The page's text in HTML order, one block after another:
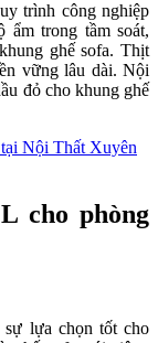
trình công nghiệp
trong tầm soát,
ghế sofa. Thịt
vững lâu dài. Nội
đỏ cho khung ghế
cho phòng
sự lựa chọn tốt cho